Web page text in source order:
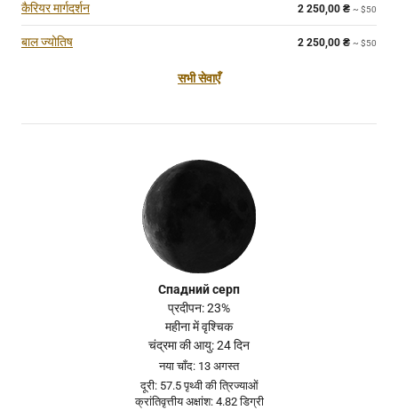
कैरियर मार्गदर्शन 2 250,00 ₴ ~ $50
बाल ज्योतिष 2 250,00 ₴ ~ $50
सभी सेवाएँ
Спадний серп
प्रदीपन: 23%
महीना में वृश्चिक
चंद्रमा की आयु: 24 दिन
नया चाँद: 13 अगस्त
दूरी: 57.5 पृथ्वी की त्रिज्याओं
क्रांतिवृत्तीय अक्षांश: 4.82 डिग्री